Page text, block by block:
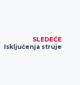
SLEDEĆE
Isključenja struje